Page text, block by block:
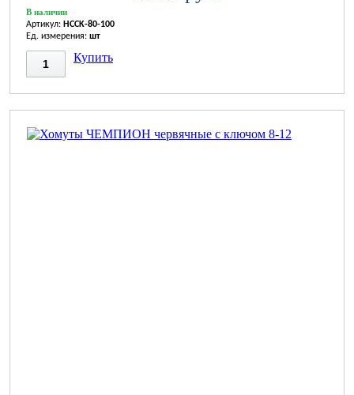
В наличии
Артикул: HCCK-80-100
Ед. измерения: шт
Купить